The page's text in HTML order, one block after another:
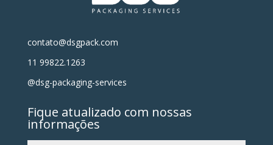
contato@dsgpack.com
11 99822.1263
@dsg-packaging-services
Fique atualizado com nossas
informações